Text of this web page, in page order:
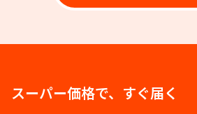
スーパー価格で、すぐ届く